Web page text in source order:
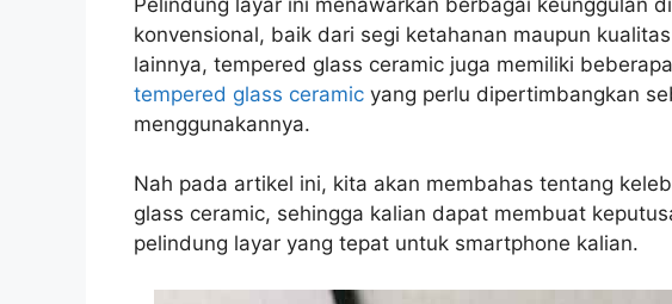
konvensional, baik dari segi ketahanan maupun
lainnya, tempered glass ceramic juga memiliki beberapa
tempered glass ceramic yang perlu dipertimbangkan
menggunakannya.
Nah pada artikel ini, kita akan membahas tentang
glass ceramic, sehingga kalian dapat membuat
pelindung layar yang tepat untuk smartphone kalian.